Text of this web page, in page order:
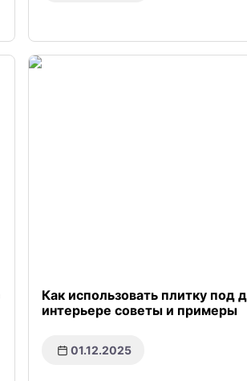
Как использовать плитку под
интерьере советы и примеры
01.12.2025